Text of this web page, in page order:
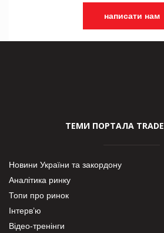
написати нам
ТЕМИ ПОРТАЛА
Новини України та закордону
Аналітика ринку
Топи про ринок
Інтерв’ю
Відео-тренінги